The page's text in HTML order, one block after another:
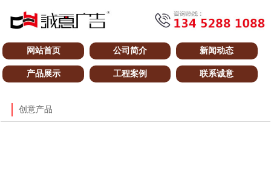
网站首页 公司简介 新闻动态
产品展示 工程案例 联系诚意
创意产品